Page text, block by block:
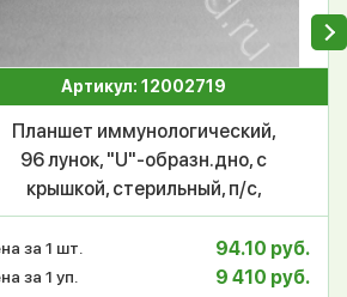
Артикул: 12002719
Планшет иммунологический,
96 лунок, "U"-образн.дно, с
крышкой, стерильный, п/с,
инд.уп./100 шт, Гритмед
за 1 шт. 94.10 руб.
за 1 уп. 9 410 руб.